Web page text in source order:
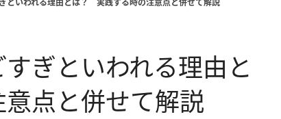
といわれる理由とは？ 実践する時の注意点と併せて解説
ぎといわれる理由と
点と併せて解説